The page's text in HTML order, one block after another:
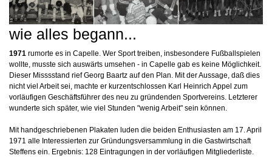
wie alles begann...
1971 rumorte es in Capelle. Wer Sport treiben, insbesondere Fußballspielen
wollte, musste sich auswärts umsehen - in Capelle gab es keine Möglichkeit.
Dieser Misssstand rief Georg Baartz auf den Plan. Mit der Aussage, daß dies
nicht viel Arbeit sei, machte er kurzentschlossen Karl Heinrich Appel zum
vorläufigen Geschäftsführer des neu zu gründenden Sportvereins. Letzterer
wunderte sich später, wie viel Stunden "wenig Arbeit" sein können.
Mit handgeschriebenen Plakaten luden die beiden Enthusiasten am 17. April
1971 alle Interessierten zur Gründungsversammlung in die Gastwirtschaft
Steffens ein. Ergebnis: 128 Eintragungen in der vorläufigen Mitgliederliste.